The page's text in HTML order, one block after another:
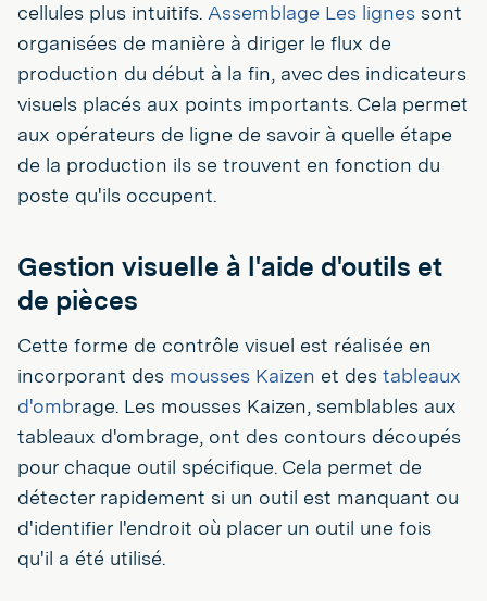
cellules plus intuitifs. Assemblage Les lignes sont
organisées de manière à diriger le flux de
production du début à la fin, avec des indicateurs
visuels placés aux points importants. Cela permet
aux opérateurs de ligne de savoir à quelle étape
de la production ils se trouvent en fonction du
poste qu'ils occupent.
Gestion visuelle à l'aide d'outils et
de pièces
Cette forme de contrôle visuel est réalisée en
incorporant des mousses Kaizen et des tableaux
d'ombrage. Les mousses Kaizen, semblables aux
tableaux d'ombrage, ont des contours découpés
pour chaque outil spécifique. Cela permet de
détecter rapidement si un outil est manquant ou
d'identifier l'endroit où placer un outil une fois
qu'il a été utilisé.